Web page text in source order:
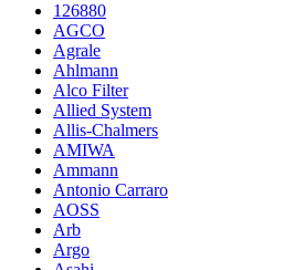
126880
AGCO
Agrale
Ahlmann
Alco Filter
Allied System
Allis-Chalmers
AMIWA
Ammann
Antonio Carraro
AOSS
Arb
Argo